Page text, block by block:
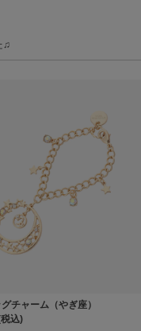
♫
チャーム（やぎ座）
込)